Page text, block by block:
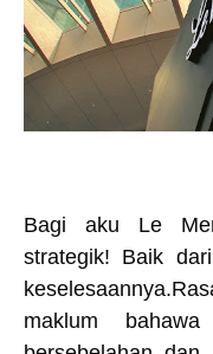
Bagi aku Le
strategik! Baik
maklum